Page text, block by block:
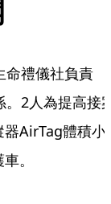
命禮儀社負責
。2人為提高接
AirTag體積小
。